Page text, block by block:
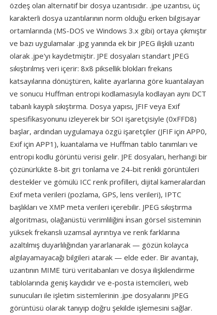
özdeş olan alternatif bir dosya uzantısıdır. .jpe uzantısı, üç
karakterli dosya uzantılarının norm olduğu erken bilgisayar
ortamlarında (MS-DOS ve Windows 3.x gibi) ortaya çıkmıştır
ve bazı uygulamalar .jpg yanında ek bir JPEG ilişkili uzantı
olarak .jpe'yı kaydetmiştir. JPE dosyaları standart JPEG
sıkıştırılmış veri içerir: 8x8 piksellik blokları frekans
katsayılarına dönüştüren, kalite ayarlarına göre kuantalayan
ve sonucu Huffman entropi kodlamasıyla kodlayan aynı DCT
tabanlı kayıplı sıkıştırma. Dosya yapısı, JFIF veya Exif
spesifikasyonunu izleyerek bir SOI işaretçisiyle (0xFFD8)
başlar, ardından uygulamaya özgü işaretçiler (JFIF için APP0,
Exif için APP1), kuantalama ve Huffman tablo tanımları ve
entropi kodlu görüntü verisi gelir. JPE dosyaları, herhangi bir
çözünürlükte 8-bit gri tonlama ve 24-bit renkli görüntüleri
destekler ve gömülü ICC renk profilleri, dijital kameralardan
Exif meta verileri (pozlama, GPS, lens verileri), IPTC
başlıkları ve XMP meta verileri içerebilir. JPEG sıkıştırma
algoritması, olağanüstü verimliliğini i̇nsan görsel sisteminin
yüksek frekanslı uzamsal ayrıntıya ve renk farklarına
azaltılmış duyarlılığından yararlanarak — gözün kolayca
algılayamayacağı bilgileri atarak — elde eder. Bir avantajı,
uzantının MIME türü veritabanları ve dosya ilişkilendirme
tablolarında geniş kaydıdır ve e-posta istemcileri, web
sunucuları ile işletim sistemlerinin .jpe dosyalarını JPEG
görüntüsü olarak tanıyıp doğru şekilde işlemesini sağlar.